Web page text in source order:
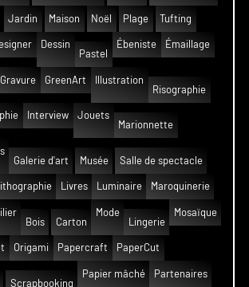
Jardin Maison Noël Plage Tufting
Dessin
Pastel
Ébeniste Émaillage
Gravure GreenArt
Illustration
Risographie
Interview
Jouets
Marionnette
Galerie d'art
Musée Salle de spectacle
Livres Luminaire Maroquinerie
Bois
Carton
Mode
Lingerie
Mosaïque
Origami Papercraft PaperCut
Scrapbooking
Papier mâché Partenaires